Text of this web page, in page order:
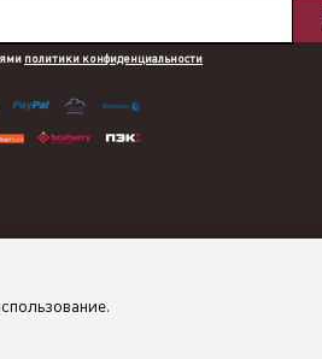
политики конфиденциальности